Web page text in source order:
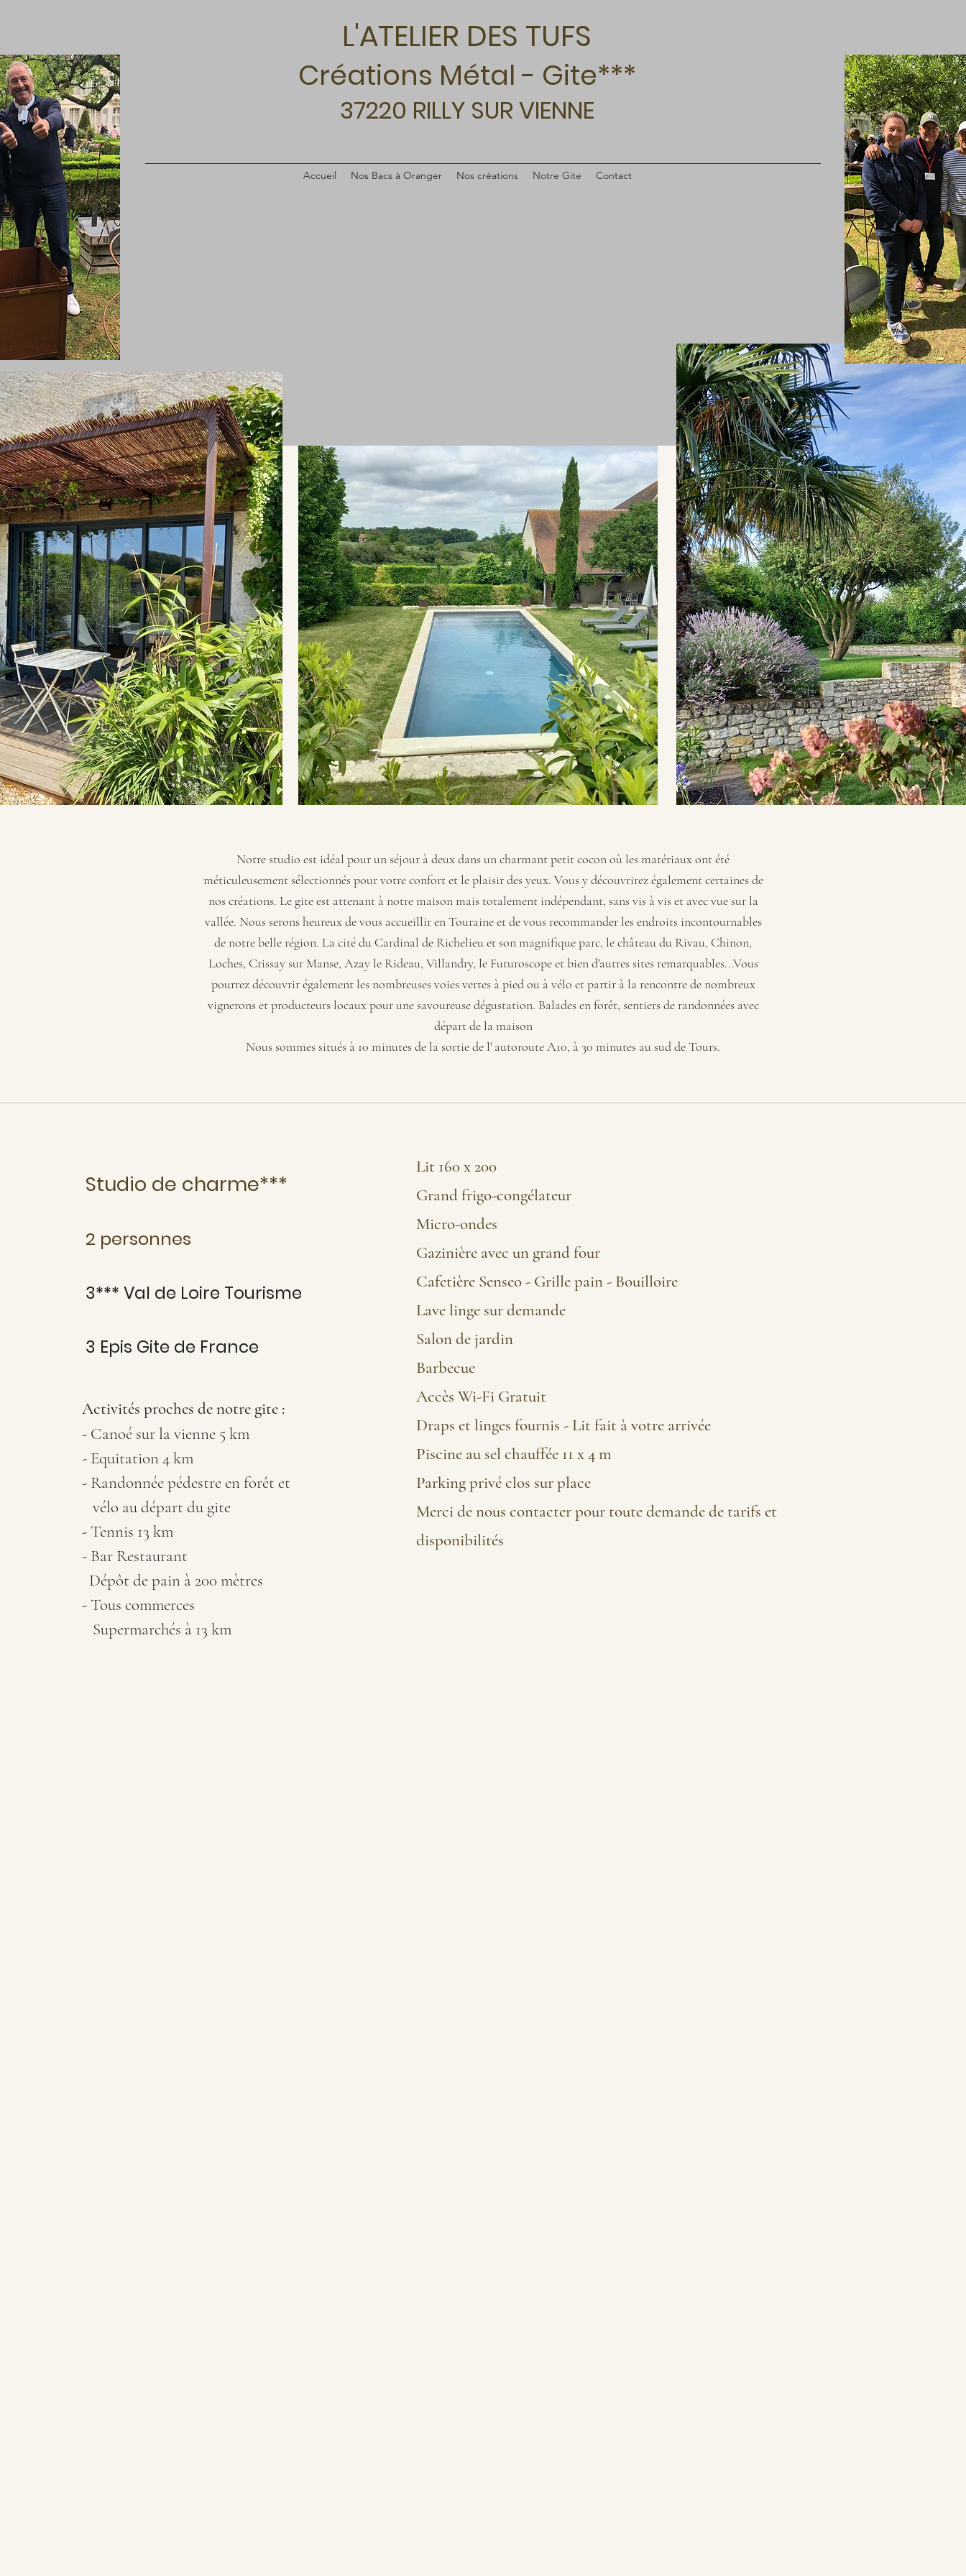
L'ATELIER DES TUFS
Créations Métal - Gite***
37220 RILLY SUR VIENNE
Accueil Nos Bacs à Oranger Nos créations Notre Gite Contact
Notre studio est idéal pour un séjour à deux dans un charmant petit cocon où les matériaux ont été
méticuleusement sélectionnés pour votre confort et le plaisir des yeux. Vous y découvrirez également certaines de
nos créations. Le gite est attenant à notre maison mais totalement indépendant, sans vis à vis et avec vue sur la
vallée. Nous serons heureux de vous accueillir en Touraine et de vous recommander les endroits incontournables
de notre belle région. La cité du Cardinal de Richelieu et son magnifique parc, le château du Rivau, Chinon,
Loches, Crissay sur Manse, Azay le Rideau, Villandry, le Futuroscope et bien d'autres sites remarquables...Vous
pourrez découvrir également les nombreuses voies vertes à pied ou à vélo et partir à la rencontre de nombreux
vignerons et producteurs locaux pour une savoureuse dégustation. Balades en forêt, sentiers de randonnées avec
départ de la maison
Nous sommes situés à 10 minutes de la sortie de l' autoroute A10, à 30 minutes au sud de Tours.
Studio de charme***
2 personnes
3*** Val de Loire Tourisme
3 Epis Gite de France
Activités proches de notre gite :
- Canoé sur la vienne 5 km
- Equitation 4 km
- Randonnée pédestre en forêt et
vélo au départ du gite
- Tennis 13 km
- Bar Restaurant
Dépôt de pain à 200 mètres
- Tous commerces
Supermarchés à 13 km
Lit 160 x 200
Grand frigo-congélateur
Micro-ondes
Gazinière avec un grand four
Cafetière Senseo - Grille pain - Bouilloire
Lave linge sur demande
Salon de jardin
Barbecue
Accès Wi-Fi Gratuit
Draps et linges fournis - Lit fait à votre arrivée
Piscine au sel chauffée 11 x 4 m
Parking privé clos sur place
Merci de nous contacter pour toute demande de tarifs et
disponibilités